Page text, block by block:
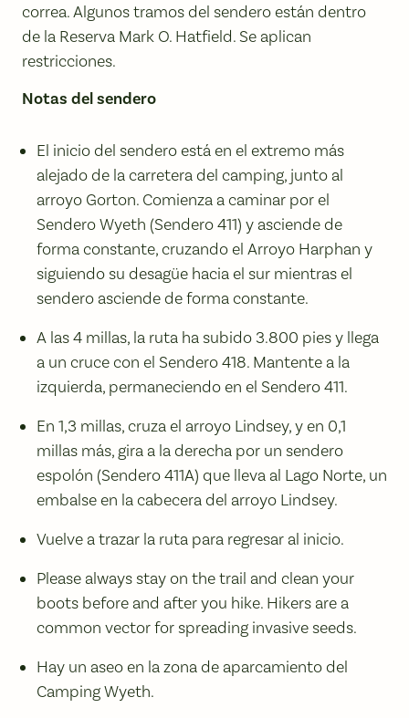
correa. Algunos tramos del sendero están dentro
de la Reserva Mark O. Hatfield. Se aplican
restricciones.
Notas del sendero
El inicio del sendero está en el extremo más
alejado de la carretera del camping, junto al
arroyo Gorton. Comienza a caminar por el
Sendero Wyeth (Sendero 411) y asciende de
forma constante, cruzando el Arroyo Harphan y
siguiendo su desagüe hacia el sur mientras el
sendero asciende de forma constante.
A las 4 millas, la ruta ha subido 3.800 pies y llega
a un cruce con el Sendero 418. Mantente a la
izquierda, permaneciendo en el Sendero 411.
En 1,3 millas, cruza el arroyo Lindsey, y en 0,1
millas más, gira a la derecha por un sendero
espolón (Sendero 411A) que lleva al Lago Norte, un
embalse en la cabecera del arroyo Lindsey.
Vuelve a trazar la ruta para regresar al inicio.
Please always stay on the trail and clean your
boots before and after you hike. Hikers are a
common vector for spreading invasive seeds.
Hay un aseo en la zona de aparcamiento del
Camping Wyeth.